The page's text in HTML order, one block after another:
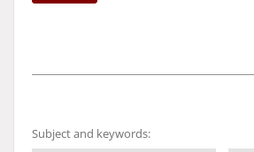
Subject and keywords: